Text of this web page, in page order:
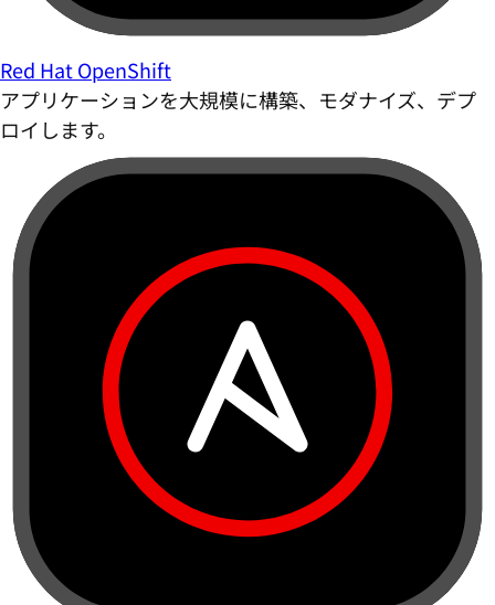
Red Hat OpenShift
アプリケーションを大規模に構築、モダナイズ、デプ
ロイします。